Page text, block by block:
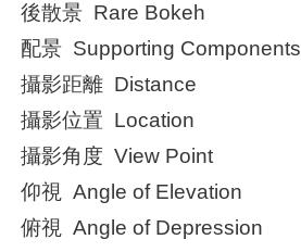
後散景 Rare Bokeh
配景 Supporting Components
攝影距離 Distance
攝影位置 Location
攝影角度 View Point
仰視 Angle of Elevation
俯視 Angle of Depression